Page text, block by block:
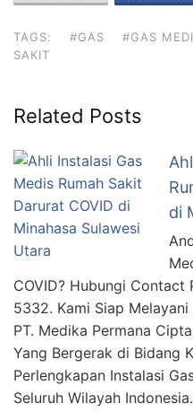
TAGS: #GAS #GAS
SAKIT
Related Posts
di
COVID? Hubungi Contact
5332. Kami Siap
PT. Medika Permana
Yang Bergerak di Bidang
Perlengkapan Instalasi
Seluruh Wilayah